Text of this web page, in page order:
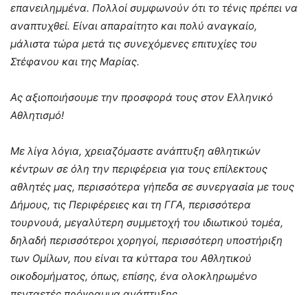
επανειλημμένα. Πολλοί συμφωνούν ότι το τένις πρέπει να
αναπτυχθεί. Είναι απαραίτητο και πολύ αναγκαίο,
μάλιστα τώρα μετά τις συνεχόμενες επιτυχίες του
Στέφανου και της Μαρίας.
Ας αξιοποιήσουμε την προσφορά τους στον Ελληνικό
Αθλητισμό!
Με λίγα λόγια, χρειαζόμαστε ανάπτυξη αθλητικών
κέντρων σε όλη την περιφέρεια για τους επίλεκτους
αθλητές μας, περισσότερα γήπεδα σε συνεργασία με τους
Δήμους, τις Περιφέρειες και τη ΓΓΑ, περισσότερα
τουρνουά, μεγαλύτερη συμμετοχή του ιδιωτικού τομέα,
δηλαδή περισσότεροι χορηγοί, περισσότερη υποστήριξη
των Ομίλων, που είναι τα κύτταρα του Αθλητικού
οικοδομήματος, όπως, επίσης, ένα ολοκληρωμένο